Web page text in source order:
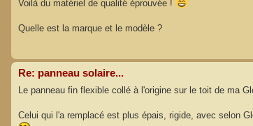
Voilà du matériel de qualité éprouvée !
Quelle est la marque et le modèle ?
Re: panneau solaire...
Le panneau fin flexible collé à l'origine sur le toit de ma
Celui qui l'a remplacé est plus épais, rigide, avec selon